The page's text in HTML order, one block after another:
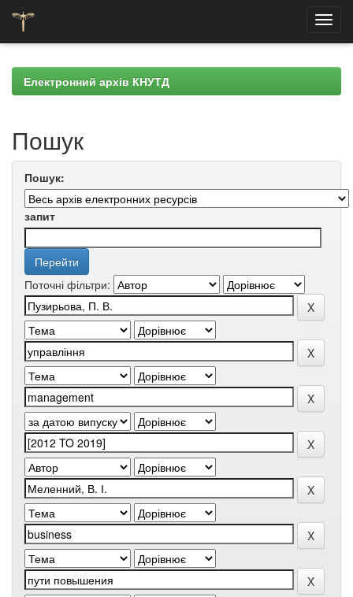
navigationЕлектронний архів КНУТД
Пошук
Пошук:
запит
Поточні фільтри: